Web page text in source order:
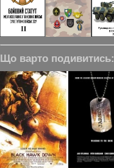
Що варто подивитись: